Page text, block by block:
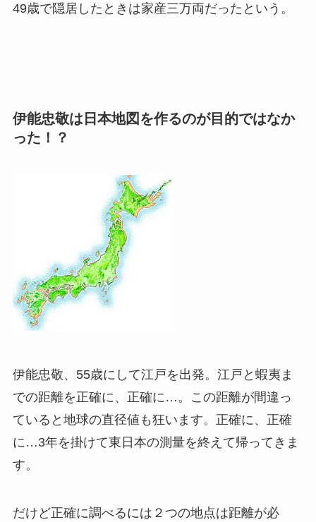
49歳で隠居したときは家産三万両だったという。
伊能忠敬は日本地図を作るのが目的ではなか
った！？
伊能忠敬、55歳にして江戸を出発。江戸と蝦夷ま
での距離を正確に、正確に…。この距離が間違っ
ていると地球の直径値も狂います。正確に、正確
に…3年を掛けて東日本の測量を終えて帰ってきま
す。
だけど正確に調べるには２つの地点は距離が必